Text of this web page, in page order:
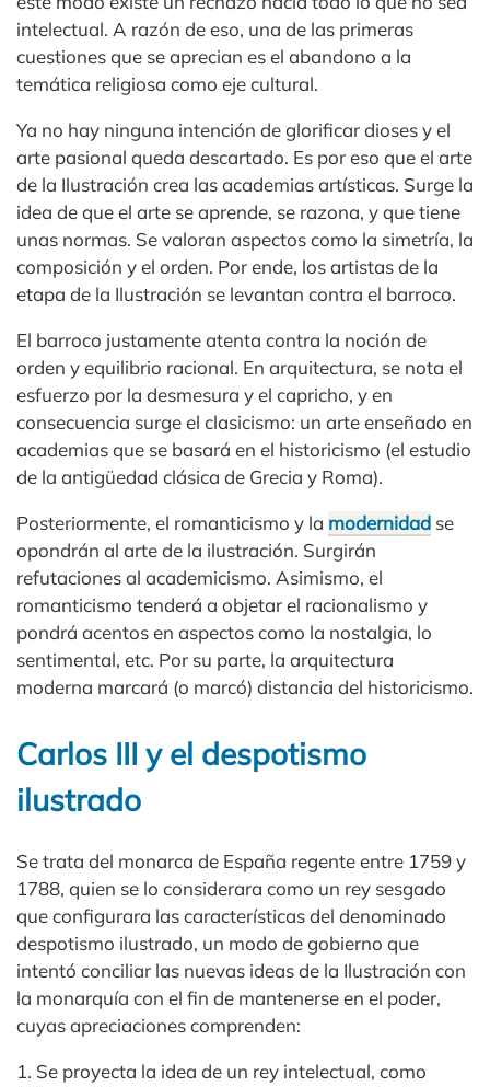
intelectual. A razón de eso, una de las primeras
cuestiones que se aprecian es el abandono a la
temática religiosa como eje cultural.
Ya no hay ninguna intención de glorificar dioses y el
arte pasional queda descartado. Es por eso que el arte
de la Ilustración crea las academias artísticas. Surge la
idea de que el arte se aprende, se razona, y que tiene
unas normas. Se valoran aspectos como la simetría, la
composición y el orden. Por ende, los artistas de la
etapa de la Ilustración se levantan contra el barroco.
El barroco justamente atenta contra la noción de
orden y equilibrio racional. En arquitectura, se nota el
esfuerzo por la desmesura y el capricho, y en
consecuencia surge el clasicismo: un arte enseñado en
academias que se basará en el historicismo (el estudio
de la antigüedad clásica de Grecia y Roma).
Posteriormente, el romanticismo y la modernidad se
opondrán al arte de la ilustración. Surgirán
refutaciones al academicismo. Asimismo, el
romanticismo tenderá a objetar el racionalismo y
pondrá acentos en aspectos como la nostalgia, lo
sentimental, etc. Por su parte, la arquitectura
moderna marcará (o marcó) distancia del historicismo.
Carlos III y el despotismo
ilustrado
Se trata del monarca de España regente entre 1759 y
1788, quien se lo considerara como un rey sesgado
que configurara las características del denominado
despotismo ilustrado, un modo de gobierno que
intentó conciliar las nuevas ideas de la Ilustración con
la monarquía con el fin de mantenerse en el poder,
cuyas apreciaciones comprenden:
1. Se proyecta la idea de un rey intelectual, como